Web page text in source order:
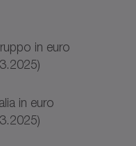
in euro
in euro